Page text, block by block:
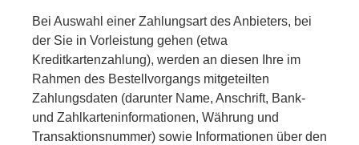
Bei Auswahl einer Zahlungsart des Anbieters, bei
der Sie in Vorleistung gehen (etwa
Kreditkartenzahlung), werden an diesen Ihre im
Rahmen des Bestellvorgangs mitgeteilten
Zahlungsdaten (darunter Name, Anschrift, Bank-
und Zahlkarteninformationen, Währung und
Transaktionsnummer) sowie Informationen über den